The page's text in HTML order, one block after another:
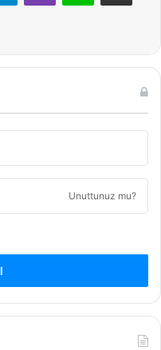
Unuttunuz mu?